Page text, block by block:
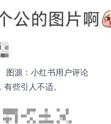
图源：小红书用户评论
些引人不适。